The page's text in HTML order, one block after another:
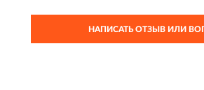
НАПИСАТЬ ОТЗЫВ ИЛИ